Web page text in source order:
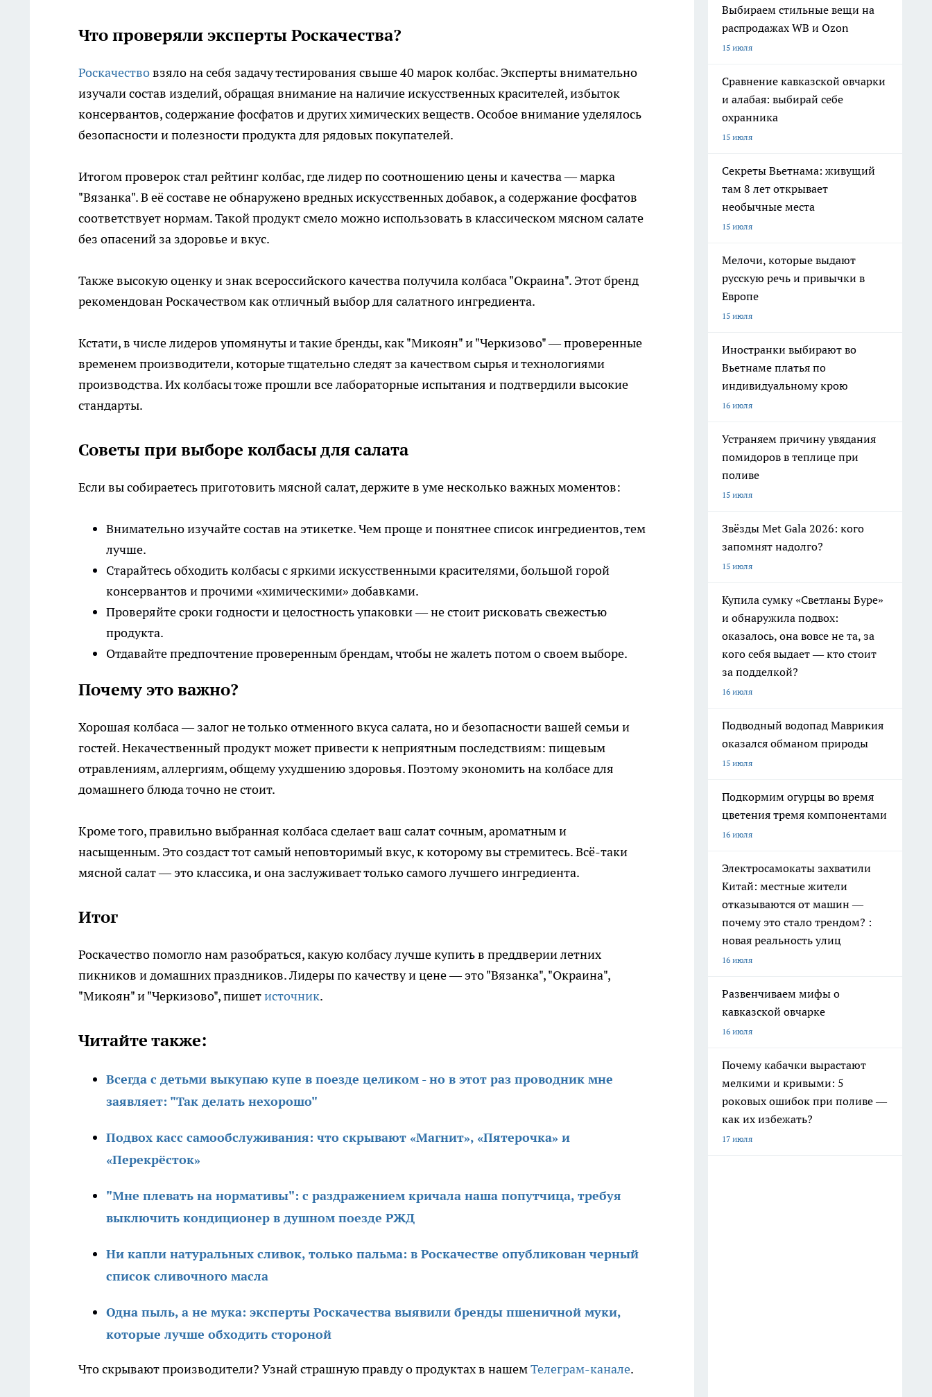
Что проверяли эксперты Роскачества?
Роскачествовзяло на себя задачу тестирования свыше 40 марок колбас. Эксперты внимательно
изучали состав изделий, обращая внимание на наличие искусственных красителей, избыток
консервантов, содержание фосфатов и других химических веществ. Особое внимание уделялось
безопасности и полезности продукта для рядовых покупателей.
Итогом проверок стал рейтинг колбас, где лидер по соотношению цены и качества — марка
"Вязанка". В её составе не обнаружено вредных искусственных добавок, а содержание фосфатов
соответствует нормам. Такой продукт смело можно использовать в классическом мясном салате
без опасений за здоровье и вкус.
Также высокую оценку и знак всероссийского качества получила колбаса "Окраина". Этот бренд
рекомендован Роскачеством как отличный выбор для салатного ингредиента.
Кстати, в числе лидеров упомянуты и такие бренды, как "Микоян" и "Черкизово" — проверенные
временем производители, которые тщательно следят за качеством сырья и технологиями
производства. Их колбасы тоже прошли все лабораторные испытания и подтвердили высокие
стандарты.
Советы при выборе колбасы для салата
Если вы собираетесь приготовить мясной салат, держите в уме несколько важных моментов:
Внимательно изучайте состав на этикетке. Чем проще и понятнее список ингредиентов, тем
лучше.
Старайтесь обходить колбасы с яркими искусственными красителями, большой горой
консервантов и прочими «химическими» добавками.
Проверяйте сроки годности и целостность упаковки — не стоит рисковать свежестью
продукта.
Отдавайте предпочтение проверенным брендам, чтобы не жалеть потом о своем выборе.
Почему это важно?
Хорошая колбаса — залог не только отменного вкуса салата, но и безопасности вашей семьи и
гостей. Некачественный продукт может привести к неприятным последствиям: пищевым
отравлениям, аллергиям, общему ухудшению здоровья. Поэтому экономить на колбасе для
домашнего блюда точно не стоит.
Кроме того, правильно выбранная колбаса сделает ваш салат сочным, ароматным и
насыщенным. Это создаст тот самый неповторимый вкус, к которому вы стремитесь. Всё-таки
мясной салат — это классика, и она заслуживает только самого лучшего ингредиента.
Итог
Роскачество помогло нам разобраться, какую колбасу лучше купить в преддверии летних
пикников и домашних праздников. Лидеры по качеству и цене — это "Вязанка", "Окраина",
"Микоян" и "Черкизово", пишетисточник.
Читайте также:
Всегда с детьми выкупаю купе в поезде целиком - но в этот раз проводник мне
заявляет: "Так делать нехорошо"
Подвох касс самообслуживания: что скрывают «Магнит», «Пятерочка» и
«Перекрёсток»
"Мне плевать на нормативы": с раздражением кричала наша попутчица, требуя
выключить кондиционер в душном поезде РЖД
Ни капли натуральных сливок, только пальма: в Роскачестве опубликован черный
список сливочного масла
Одна пыль, а не мука: эксперты Роскачества выявили бренды пшеничной муки,
которые лучше обходить стороной
Что скрывают производители? Узнай страшную правду о продуктах в нашемТелеграм-канале.
Выбираем стильные вещи на
распродажах WB и Ozon
15 июля
Сравнение кавказской овчарки
и алабая: выбирай себе
охранника
15 июля
Секреты Вьетнама: живущий
там 8 лет открывает
необычные места
15 июля
Мелочи, которые выдают
русскую речь и привычки в
Европе
15 июля
Иностранки выбирают во
Вьетнаме платья по
индивидуальному крою
16 июля
Устраняем причину увядания
помидоров в теплице при
поливе
15 июля
Звёзды Met Gala 2026: кого
запомнят надолго?
15 июля
Купила сумку «Светланы Буре»
и обнаружила подвох:
оказалось, она вовсе не та, за
кого себя выдает — кто стоит
за подделкой?
16 июля
Подводный водопад Маврикия
оказался обманом природы
15 июля
Подкормим огурцы во время
цветения тремя компонентами
16 июля
Электросамокаты захватили
Китай: местные жители
отказываются от машин —
почему это стало трендом? :
новая реальность улиц
16 июля
Развенчиваем мифы о
кавказской овчарке
16 июля
Почему кабачки вырастают
мелкими и кривыми: 5
роковых ошибок при поливе —
как их избежать?
17 июля